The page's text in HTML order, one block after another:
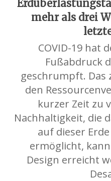
mehr als drei
COVID-19 hat
Fußabdruck
geschrumpft. Das
den
kurzer Zeit zu
Nachhaltigkeit, die
auf dieser
ermöglicht,
Design erreicht